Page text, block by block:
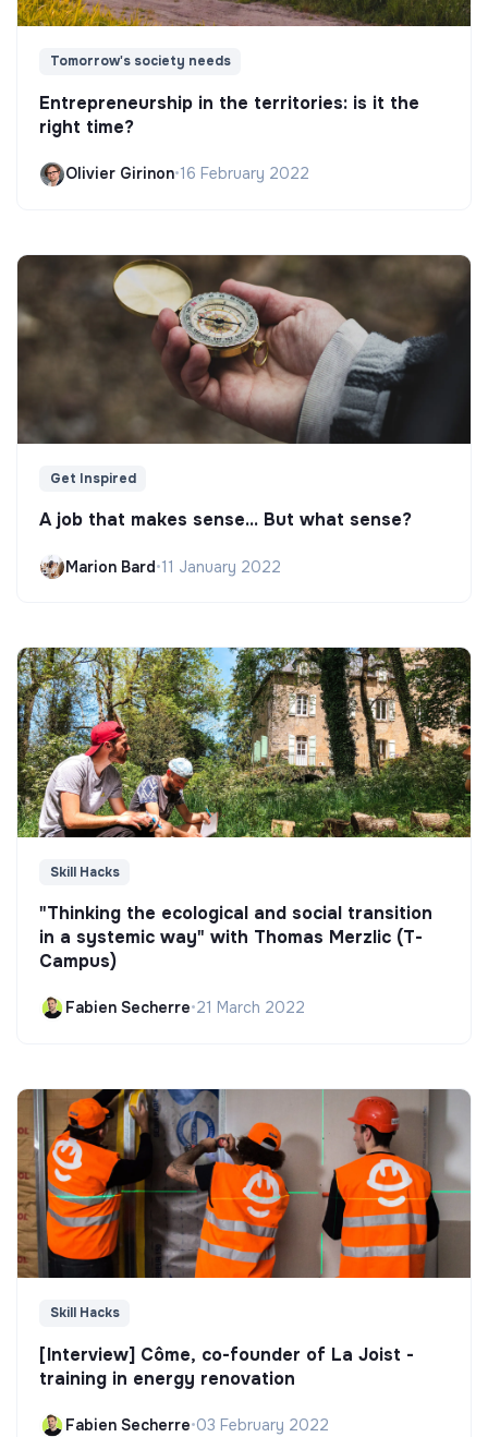
Tomorrow's society needs
Entrepreneurship in the territories: is it the
right time?
Olivier Girinon•16 February 2022
Get Inspired
A job that makes sense... But what sense?
Marion Bard•11 January 2022
Skill Hacks
"Thinking the ecological and social transition
in a systemic way" with Thomas Merzlic (T-
Campus)
Fabien Secherre•21 March 2022
Skill Hacks
[Interview] Côme, co-founder of La Joist -
training in energy renovation
Fabien Secherre•03 February 2022